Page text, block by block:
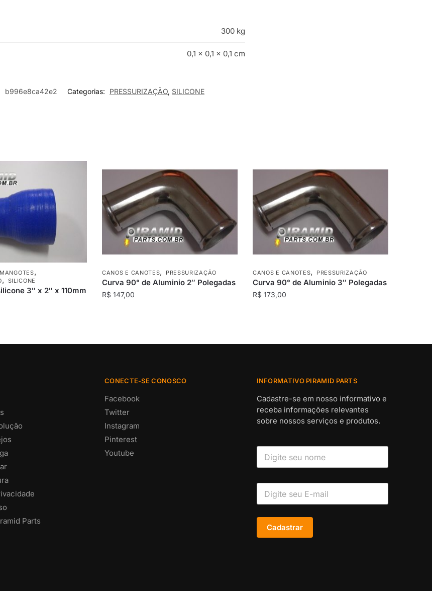
300 kg
0,1 × 0,1 × 0,1 cm
b996e8ca42e2 Categorias: PRESSURIZAÇÃO, SILICONE
,
, SILICONE
3″ x 2″ x 110mm
CANOS E CANOTES, PRESSURIZAÇÃO
Curva 90° de Aluminio 2″ Polegadas
R$147,00
CANOS E CANOTES, PRESSURIZAÇÃO
Curva 90° de Aluminio 3″ Polegadas
R$173,00
Parts
CONECTE-SE CONOSCO
Facebook
Twitter
Instagram
Pinterest
Youtube
INFORMATIVO PIRAMID PARTS
Cadastre-se em nosso informativo e
receba informações relevantes
sobre nossos serviços e produtos.
Cadastrar